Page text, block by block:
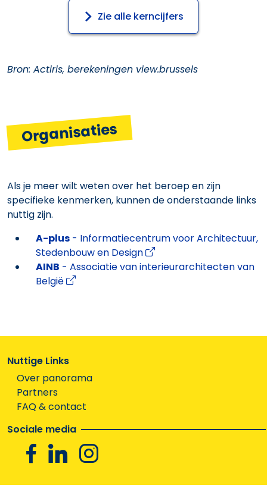
Zie alle kerncijfers
Bron: Actiris, berekeningen view.brussels
Organisaties
Als je meer wilt weten over het beroep en zijn
specifieke kenmerken, kunnen de onderstaande links
nuttig zijn.
A-plus - Informatiecentrum voor Architectuur,
Stedenbouw en Design
AINB - Associatie van interieurarchitecten van
België
Nuttige Links
Over panorama
Partners
FAQ & contact
Sociale media
FacebookLinkedin